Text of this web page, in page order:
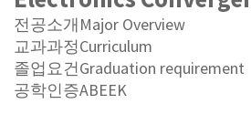
전공소개Major Overview
교과과정Curriculum
졸업요건Graduation requirement
공학인증ABEEK